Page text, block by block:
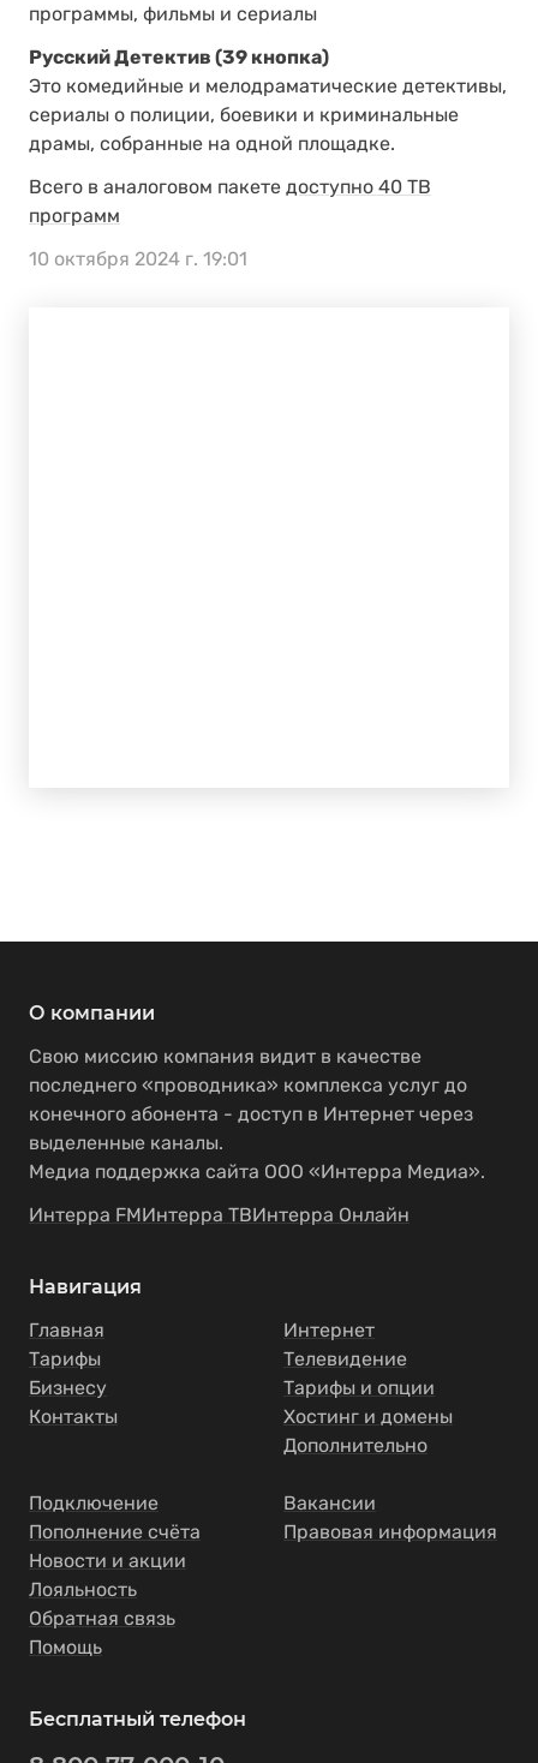
программы, фильмы и сериалы
Русский Детектив (39 кнопка)
Это комедийные и мелодраматические детективы,
сериалы о полиции, боевики и криминальные
драмы, собранные на одной площадке.
Всего в аналоговом пакете доступно 40 ТВ
программ
10 октября 2024 г. 19:01
О компании
Свою миссию компания видит в качестве
последнего «проводника» комплекса услуг до
конечного абонента - доступ в Интернет через
выделенные каналы.
Медиа поддержка сайта ООО «Интерра Медиа».
Интерра FMИнтерра ТВИнтерра Онлайн
Навигация
Главная
Тарифы
Бизнесу
Контакты
Интернет
Телевидение
Тарифы и опции
Хостинг и домены
Дополнительно
Подключение
Пополнение счёта
Новости и акции
Лояльность
Обратная связь
Помощь
Вакансии
Правовая информация
Бесплатный телефон